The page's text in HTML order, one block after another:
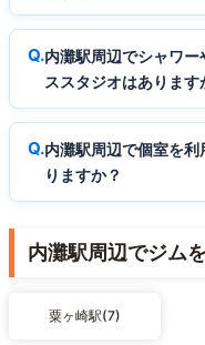
内灘駅周辺でシャワ
ススタジオはあります
内灘駅周辺で個室を
りますか？
内灘駅周辺でジム
粟ヶ崎駅(7)